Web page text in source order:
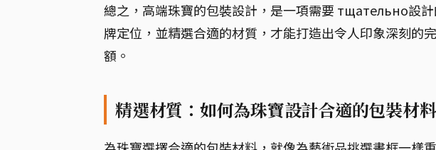
總之，高端珠寶的包裝設計，是一項需要 тщательно設
牌定位，並精選合適的材質，才能打造出令人印象深刻的
額。
精選材質：如何為珠寶設計合適的包裝材